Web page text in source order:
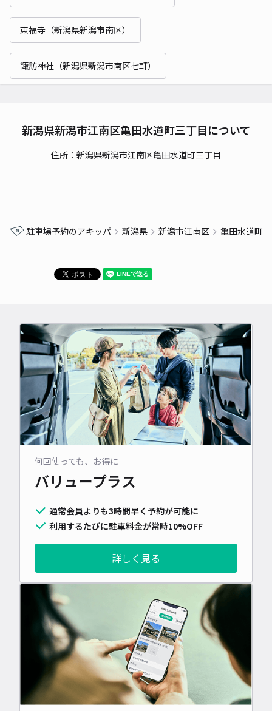
東福寺（新潟県新潟市南区）
諏訪神社（新潟県新潟市南区七軒）
新潟県新潟市江南区亀田水道町三丁目について
住所：新潟県新潟市江南区亀田水道町三丁目
駐車場予約のアキッパ 新潟県 新潟市江南区 亀田水道町
何回使っても、お得に
バリュープラス
通常会員よりも3時間早く予約が可能に
利用するたびに駐車料金が常時10%OFF
詳しく見る